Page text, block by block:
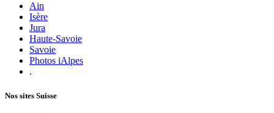
Ain
Isère
Jura
Haute-Savoie
Savoie
Photos iAlpes
.
Nos sites Suisse